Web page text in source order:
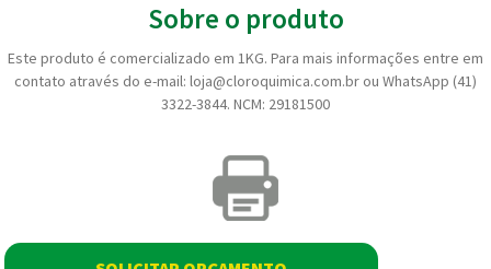
Sobre o produto
Este produto é comercializado em 1KG. Para mais informações entre em
contato através do e-mail: loja@cloroquimica.com.br ou WhatsApp (41)
3322-3844. NCM: 29181500